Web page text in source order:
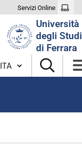
Servizi Online
Università
degli Studi
di Ferrara
Cambia lingua